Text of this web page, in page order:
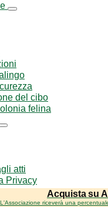
Colonie
del cibo
felina
Trasparenza
atti
Privacy
Acquista su
L'Associazione riceverà una